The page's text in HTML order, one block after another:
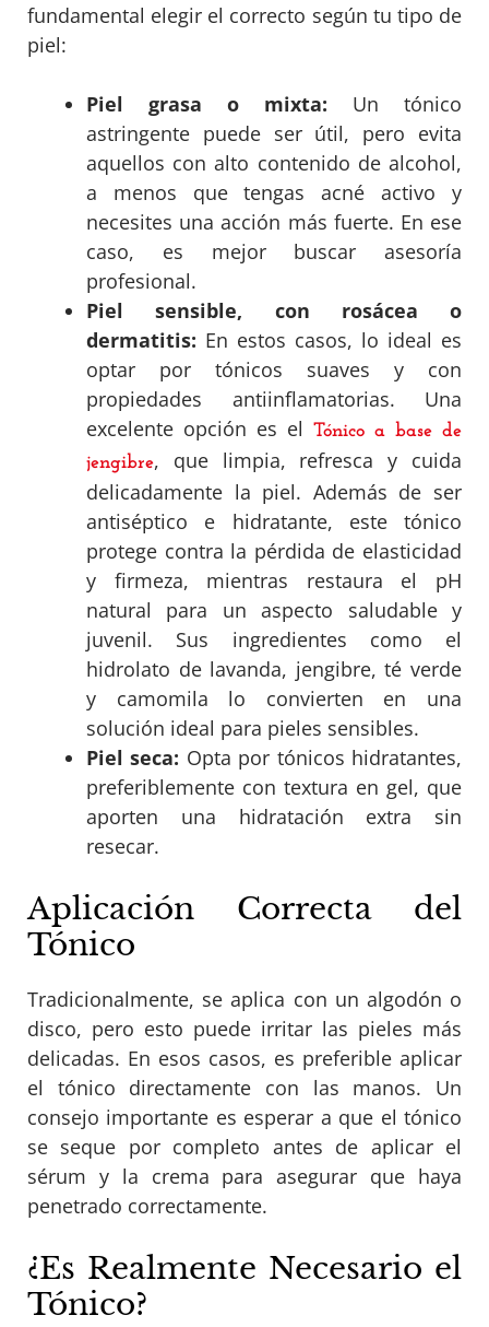
fundamental elegir el correcto según tu tipo de
piel:
Piel grasa o mixta: Un tónico
astringente puede ser útil, pero evita
aquellos con alto contenido de alcohol,
a menos que tengas acné activo y
necesites una acción más fuerte. En ese
caso, es mejor buscar asesoría
profesional.
Piel sensible, con rosácea o
dermatitis: En estos casos, lo ideal es
optar por tónicos suaves y con
propiedades antiinflamatorias. Una
excelente opción es el Tónico a base de
jengibre, que limpia, refresca y cuida
delicadamente la piel. Además de ser
antiséptico e hidratante, este tónico
protege contra la pérdida de elasticidad
y firmeza, mientras restaura el pH
natural para un aspecto saludable y
juvenil. Sus ingredientes como el
hidrolato de lavanda, jengibre, té verde
y camomila lo convierten en una
solución ideal para pieles sensibles.
Piel seca: Opta por tónicos hidratantes,
preferiblemente con textura en gel, que
aporten una hidratación extra sin
resecar.
Aplicación Correcta del
Tónico
Tradicionalmente, se aplica con un algodón o
disco, pero esto puede irritar las pieles más
delicadas. En esos casos, es preferible aplicar
el tónico directamente con las manos. Un
consejo importante es esperar a que el tónico
se seque por completo antes de aplicar el
sérum y la crema para asegurar que haya
penetrado correctamente.
¿Es Realmente Necesario el
Tónico?